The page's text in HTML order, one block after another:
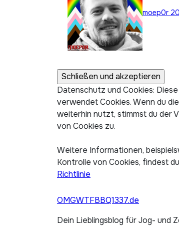
moep0r
Datenschutz und Cookies:
verwendet Cookies. Wenn du
weiterhin nutzt, stimmst du der
von Cookies zu.
Weitere Informationen,
Kontrolle von Cookies, findest
Richtlinie
OMGWTFBBQ1337.de
Dein Lieblingsblog für Jog- und